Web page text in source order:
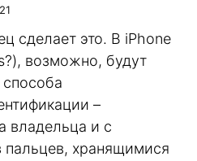
сделает это. В iPhone
возможно, будут
–
владельца и с
хранящимися